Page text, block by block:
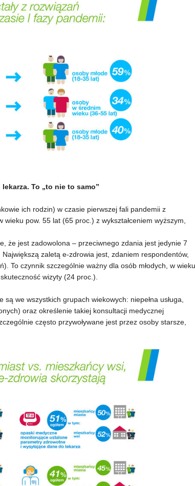
To „to nie to samo”
ich rodzin) w czasie pierwszej fali pandemii z
pow. 55 lat (65 proc.) z wykształceniem wyższym,
że jest zadowolona – przeciwnego zdania jest jedynie 7
zaletą e-zdrowia jest, zdaniem respondentów,
To czynnik szczególnie ważny dla osób młodych, w wieku
wizyty (24 proc.).
we wszystkich grupach wiekowych: niepełna usługa,
oraz określenie takiej konsultacji medycznej
często przywoływane jest przez osoby starsze,